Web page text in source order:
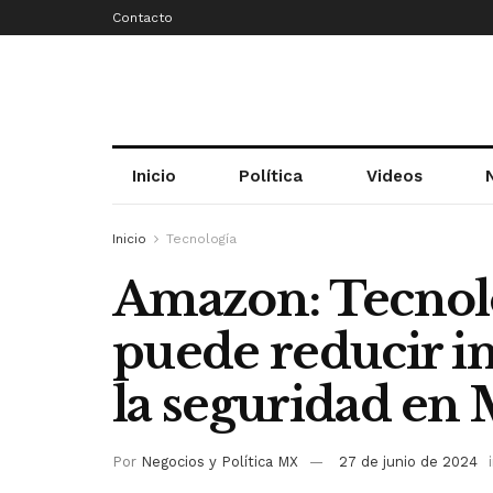
Contacto
Inicio Política Videos
Inicio Tecnología
Amazon:
puede reducir
la seguridad en
Por Negocios y Política MX 27 de junio de 2024